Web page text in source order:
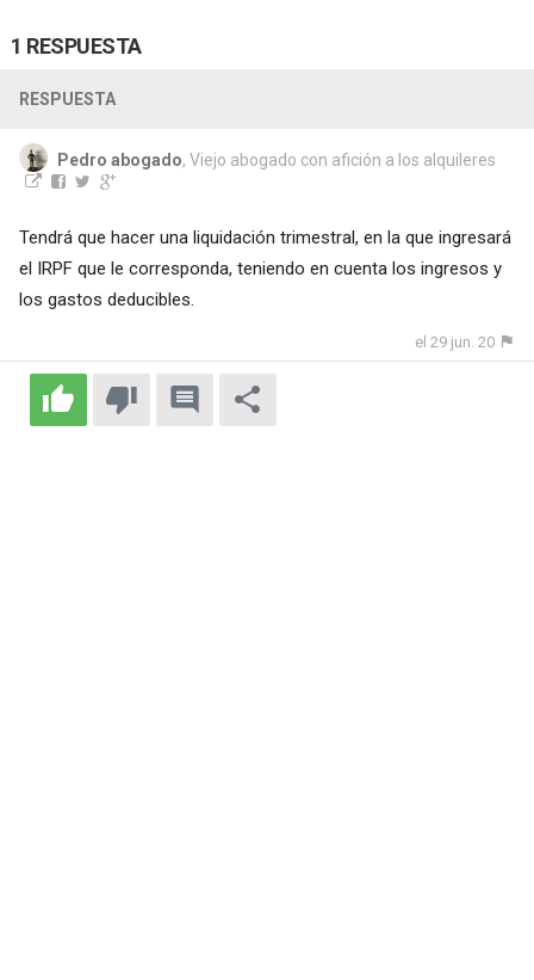
1 RESPUESTA
RESPUESTA
Pedro abogado, Viejo abogado con afición a los alquileres
Tendrá que hacer una liquidación trimestral, en la que ingresará
el IRPF que le corresponda, teniendo en cuenta los ingresos y
los gastos deducibles.
el 29 jun. 20